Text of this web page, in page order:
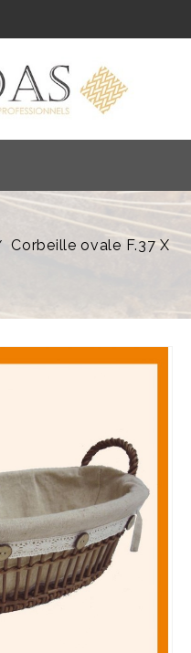
Corbeille ovale F.37 X